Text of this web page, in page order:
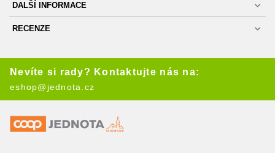
DALŠÍ INFORMACE
RECENZE
Nevíte si rady? Kontaktujte nás na:
eshop@jednota.cz